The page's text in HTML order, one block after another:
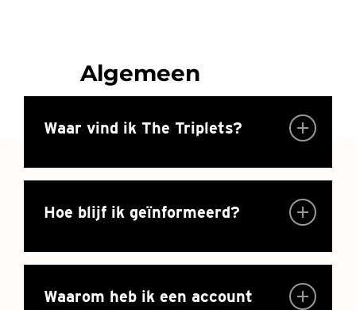
Algemeen
Waar vind ik The Triplets?
Hoe blijf ik geïnformeerd?
Waarom heb ik een account